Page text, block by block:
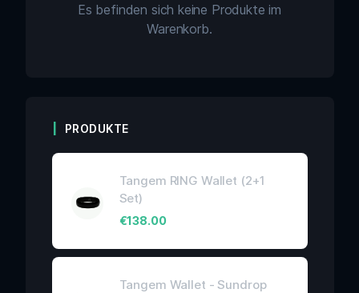
Es befinden sich keine Produkte im
Warenkorb.
PRODUKTE
Tangem RING Wallet (2+1
Set)
€138.00
Tangem Wallet - Sundrop